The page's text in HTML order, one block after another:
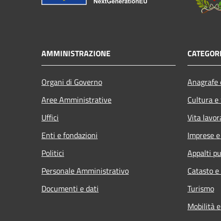
AMMINISTRAZIONE
Organi di Governo
Aree Amministrative
Uffici
Enti e fondazioni
Politici
Personale Amministrativo
Documenti e dati
Cultura
Vita
Imprese
Appalti
Catasto
Turismo
Mobilità